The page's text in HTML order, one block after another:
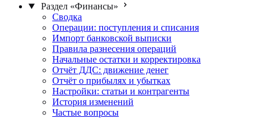
Раздел «Финансы»
Сводка
Операции: поступления и списания
Импорт банковской выписки
Правила разнесения операций
Начальные остатки и корректировка
Отчёт ДДС: движение денег
Отчёт о прибылях и убытках
Настройки: статьи и контрагенты
История изменений
Частые вопросы